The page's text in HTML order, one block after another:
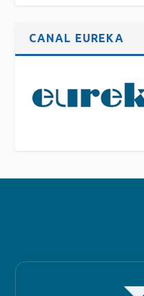
CANAL EUREKA